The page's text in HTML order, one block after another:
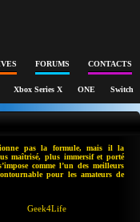
FORUMS CONTACTS
Xbox Series X ONE Switch
pas la formule, mais il la
maîtrisé, plus immersif et porté
comme l’un des meilleurs
pour les amateurs de
Geek4Life